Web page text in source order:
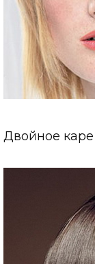
Двойное